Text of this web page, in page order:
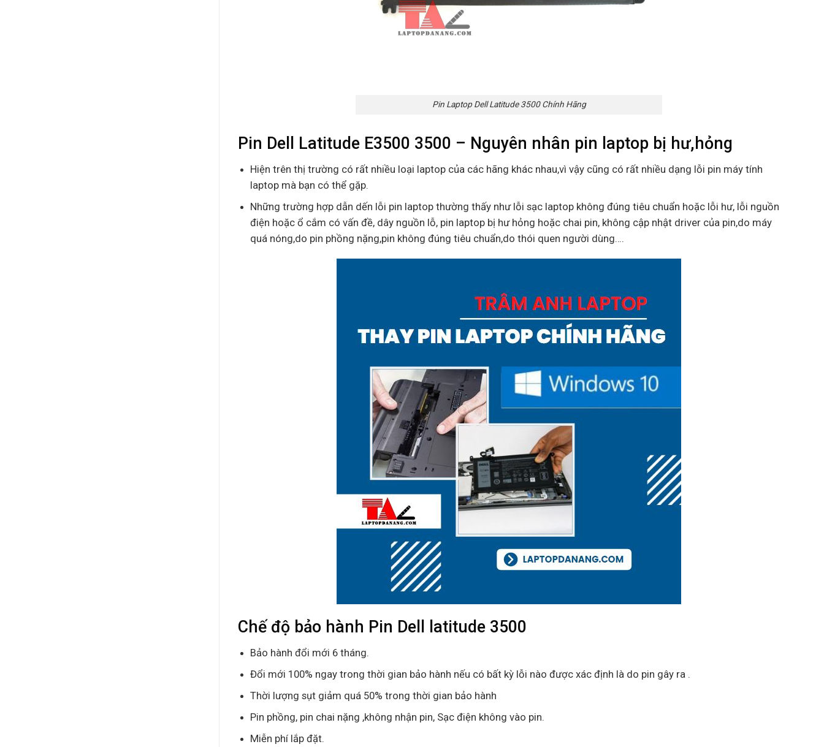
Pin Laptop Dell Latitude 3500 Chính Hãng
Pin Dell Latitude E3500 3500 – Nguyên nhân pin laptop bị hư,hỏng
Hiện trên thị trường có rất nhiều loại laptop của các hãng khác nhau,vì vậy cũng có rất nhiều dạng lỗi pin máy tính
laptop mà bạn có thể gặp.
Những trường hợp dẫn dến lỗi pin laptop thường thấy như lỗi sạc laptop không đúng tiêu chuẩn hoặc lỗi hư, lỗi nguồn
điện hoặc ổ cắm có vấn đề, dây nguồn lỗ, pin laptop bị hư hỏng hoặc chai pin, không cập nhật driver của pin,do máy
quá nóng,do pin phồng nặng,pin không đúng tiêu chuẩn,do thói quen người dùng….
Chế độ bảo hành Pin Dell latitude 3500
Bảo hành đổi mới 6 tháng.
Đổi mới 100% ngay trong thời gian bảo hành nếu có bất kỳ lỗi nào được xác định là do pin gây ra .
Thời lượng sụt giảm quá 50% trong thời gian bảo hành
Pin phồng, pin chai nặng ,không nhận pin, Sạc điện không vào pin.
Miễn phí lắp đặt.